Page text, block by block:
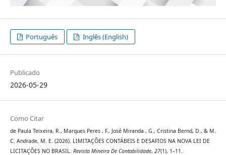
Português Inglês (English)
Publicado
2026-05-29
Como Citar
de Paula Teixeira, R., Marques Peres , F., José Miranda , G., Cristina Bernd, D., & M.
C. Andrade, M. E. (2026). LIMITAÇÕES CONTÁBEIS E DESAFIOS NA NOVA LEI DE
LICITAÇÕES NO BRASIL. Revista Mineira De Contabilidade, 27(1), 1–11.